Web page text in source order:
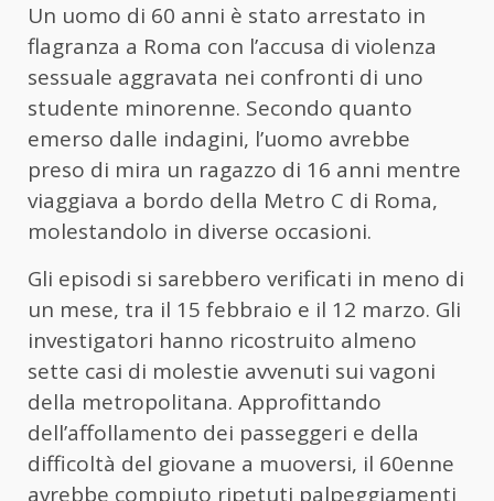
Un uomo di 60 anni è stato arrestato in
flagranza a Roma con l’accusa di violenza
sessuale aggravata nei confronti di uno
studente minorenne. Secondo quanto
emerso dalle indagini, l’uomo avrebbe
preso di mira un ragazzo di 16 anni mentre
viaggiava a bordo della Metro C di Roma,
molestandolo in diverse occasioni.
Gli episodi si sarebbero verificati in meno di
un mese, tra il 15 febbraio e il 12 marzo. Gli
investigatori hanno ricostruito almeno
sette casi di molestie avvenuti sui vagoni
della metropolitana. Approfittando
dell’affollamento dei passeggeri e della
difficoltà del giovane a muoversi, il 60enne
avrebbe compiuto ripetuti palpeggiamenti